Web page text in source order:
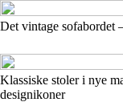
Det vintage sofabordet
Klassiske stoler i nye
designikoner